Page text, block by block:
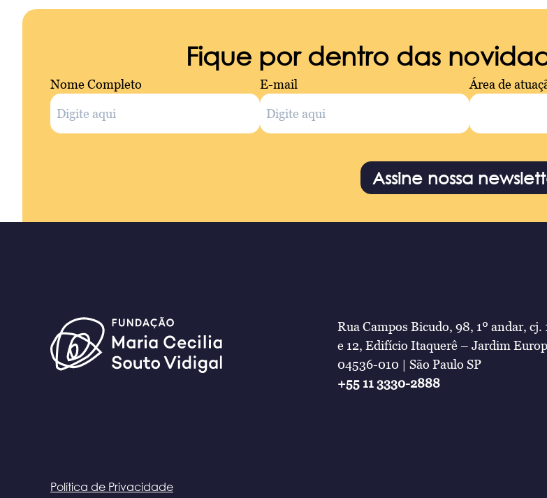
Fique por dentro das
Nome Completo E-mail Área de
Assine nossa
Rua Campos Bicudo, 98, 1º andar, cj.
e 12, Edifício Itaquerê – Jardim
04536-010 | São Paulo SP
+55 11 3330-2888
Política de Privacidade